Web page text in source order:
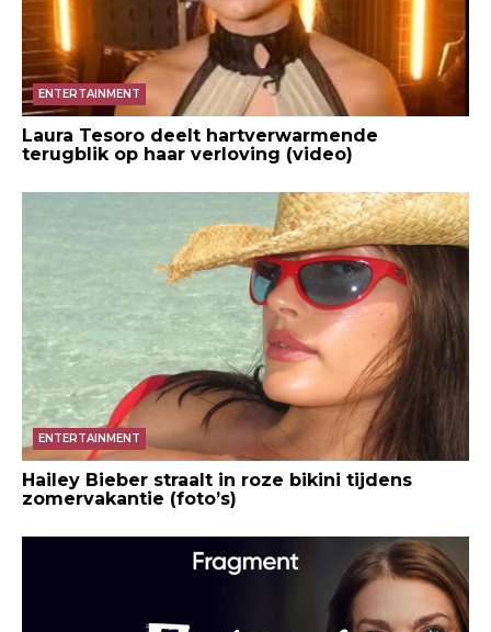
ENTERTAINMENT
Laura Tesoro deelt hartverwarmende
terugblik op haar verloving (video)
ENTERTAINMENT
Hailey Bieber straalt in roze bikini tijdens
zomervakantie (foto’s)